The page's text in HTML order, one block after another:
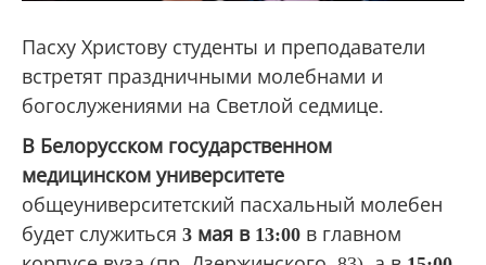
Пасху Христову студенты и преподаватели
встретят праздничными молебнами и
богослужениями на Светлой седмице.
В Белорусском государственном
медицинском университете
общеуниверситетский пасхальный молебен
будет служиться 3 мая в 13:00 в главном